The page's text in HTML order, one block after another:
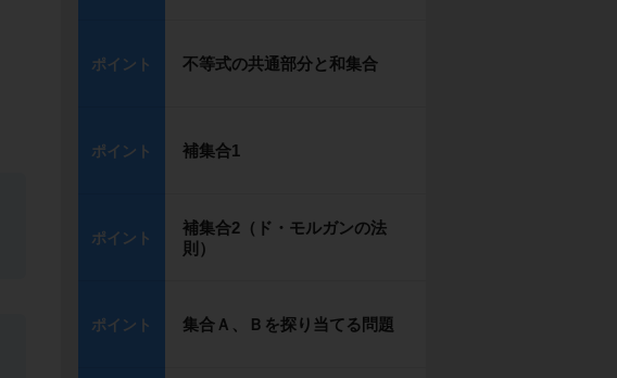
ポイント 不等式の共通部分と和集合
ポイント 補集合1
ポイント
補集合2（ド・モルガンの法
則）
ポイント 集合Ａ、Ｂを探り当てる問題